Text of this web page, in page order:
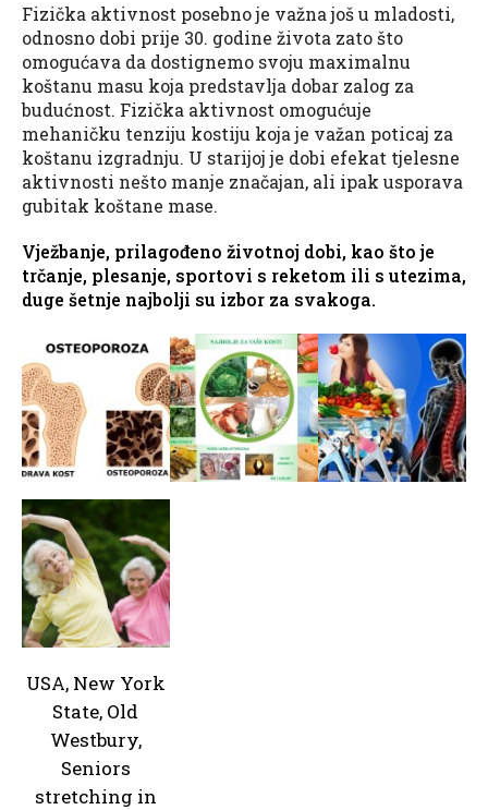
Fizička aktivnost posebno je važna još u mladosti,
odnosno dobi prije 30. godine života zato što
omogućava da dostignemo svoju maximalnu
koštanu masu koja predstavlja dobar zalog za
budućnost. Fizička aktivnost omogućuje
mehaničku tenziju kostiju koja je važan poticaj za
koštanu izgradnju. U starijoj je dobi efekat tjelesne
aktivnosti nešto manje značajan, ali ipak usporava
gubitak koštane mase.
Vježbanje, prilagođeno životnoj dobi, kao što je
trčanje, plesanje, sportovi s reketom ili s utezima,
duge šetnje najbolji su izbor za svakoga.
USA, New York
State, Old
Westbury,
Seniors
stretching in